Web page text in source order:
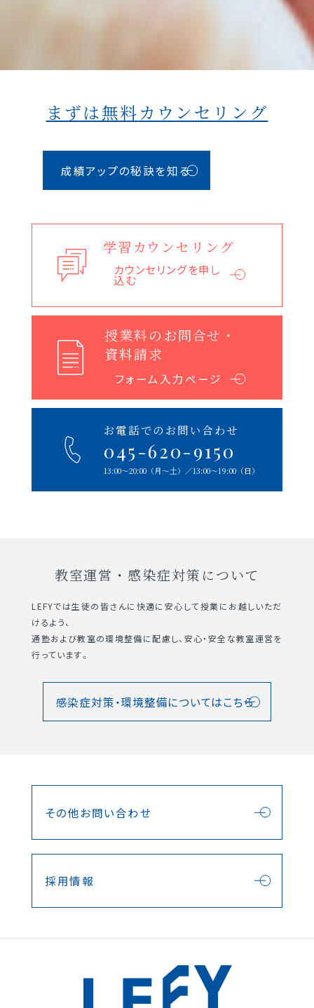
まずは無料カウンセリング
成績アップの秘訣を知る
学習カウンセリング
カウンセリングを申し
込む
授業料のお問合せ・
資料請求
フォーム入力ページへ
お電話でのお問い合わせ
045-620-9150
13:00〜20:00（⽉〜⼟） ∕13:00〜19:00（⽇）
教室運営・感染症対策について
LEFYでは生徒の皆さんに快適に安心して授業にお越しいただ
けるよう、
通塾および教室の環境整備に配慮し、安心・安全な教室運営を
行っています。
感染症対策・環境整備についてはこちら
その他お問い合わせ
採用情報